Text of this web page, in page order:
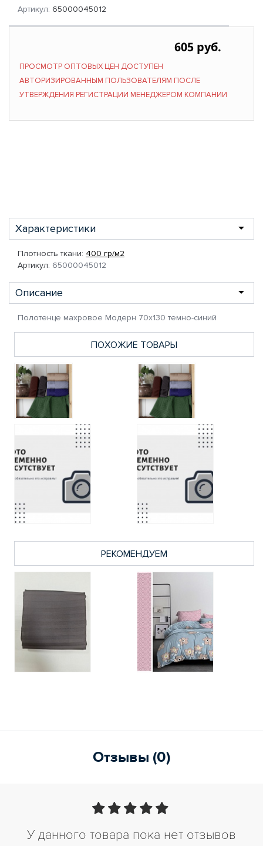
Артикул: 65000045012
605 руб.
ПРОСМОТР ОПТОВЫХ ЦЕН ДОСТУПЕН
АВТОРИЗИРОВАННЫМ ПОЛЬЗОВАТЕЛЯМ ПОСЛЕ
УТВЕРЖДЕНИЯ РЕГИСТРАЦИИ МЕНЕДЖЕРОМ КОМПАНИИ
Характеристики
Плотность ткани: 400 гр/м2
Артикул: 65000045012
Описание
Полотенце махровое Модерн 70х130 темно-синий
ПОХОЖИЕ ТОВАРЫ
РЕКОМЕНДУЕМ
Отзывы (0)
У данного товара пока нет отзывов